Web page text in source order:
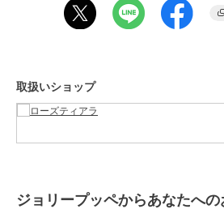
・取り扱いについては、商品についている
・商品画像はサンプルのため、色味やサイ
どに変更がある場合がございますので、予
取扱いショップ
ジョリープッペからあなたへ